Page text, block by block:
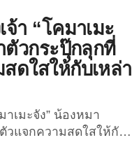
ยเจ้า “ลูกเสือโคร่ง
ทำสีหน้าปั่นสุด ๆ ตอน
ม่เอาอะไรแล้ววว)
ยเดย์ให้กับทุกคนไม่น้อย
หรือเจ้าของ
นอดิเรกคือการเดิน
ห่งในญี่ปุ่นและถ่ายภาพ
า “โคมาเมะ
ตัวกระปุ๊กลุกที่
ดใสให้กับเหล่า
าเมะจัง” น้องหมา
วแจกความสดใสให้กับ